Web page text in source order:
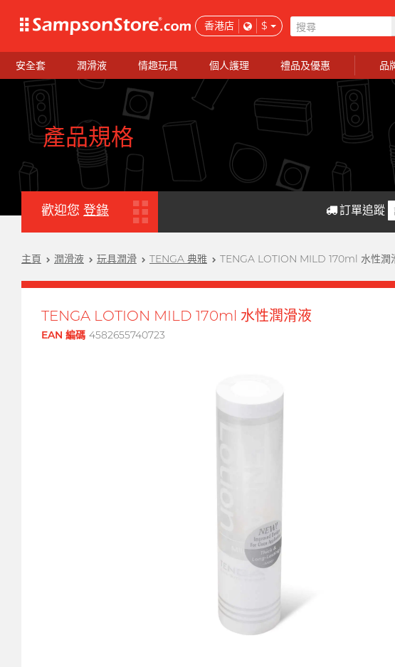
香港店 $
安全套 潤滑液 情趣玩具 個人護理 禮品及優惠 品
產品規格
歡迎您 登錄 訂單追蹤
主頁 潤滑液 玩具潤滑 TENGA 典雅 TENGA LOTION MILD 170ml 水性潤
TENGA LOTION MILD 170ml 水性潤滑液
EAN 編碼 4582655740723